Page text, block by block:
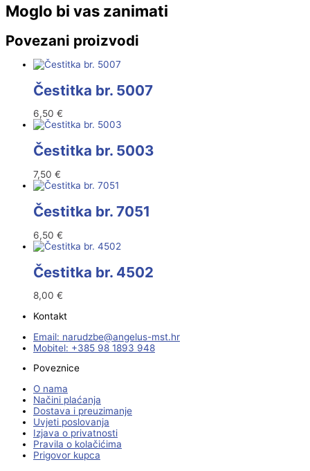
Moglo bi vas zanimati
Povezani proizvodi
Čestitka br. 5007
6,50 €
Čestitka br. 5003
7,50 €
Čestitka br. 7051
6,50 €
Čestitka br. 4502
8,00 €
Kontakt
Email:
rh.tsm-sulegna
@ebzduran
Mobitel: +385 98 1893 948
Poveznice
O nama
Načini plaćanja
Dostava i preuzimanje
Uvjeti poslovanja
Izjava o privatnosti
Pravila o kolačićima
Prigovor kupca